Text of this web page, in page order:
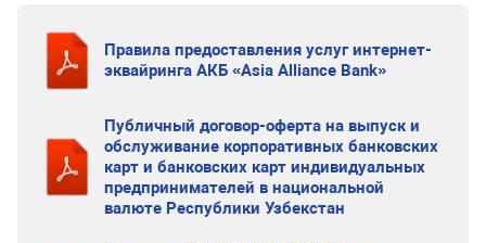
Правила предоставления услуг интернет-
эквайринга АКБ «Asia Alliance Bank»
Публичный договор-оферта на выпуск и
обслуживание корпоративных банковских
карт и банковских карт индивидуальных
предпринимателей в национальной
валюте Республики Узбекстан